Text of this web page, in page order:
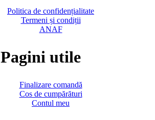
Politica de confidențialitate
Termeni și condiții
ANAF
Pagini utile
Finalizare comandă
Cos de cumpărături
Contul meu